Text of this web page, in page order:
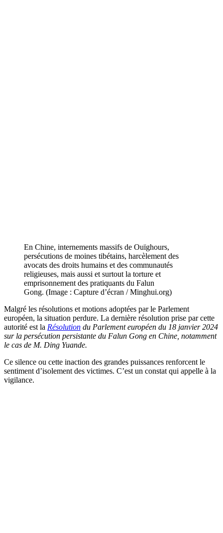
En Chine, internements massifs de Ouïghours,
persécutions de moines tibétains, harcèlement des
avocats des droits humains et des communautés
religieuses, mais aussi et surtout la torture et
emprisonnement des pratiquants du Falun
Gong. (Image : Capture d’écran / Minghui.org)
Malgré les résolutions et motions adoptées par le Parlement
européen, la situation perdure. La dernière résolution prise par cette
autorité est la Résolution du Parlement européen du 18 janvier 2024
sur la persécution persistante du Falun Gong en Chine, notamment
le cas de M. Ding Yuande.
Ce silence ou cette inaction des grandes puissances renforcent le
sentiment d’isolement des victimes. C’est un constat qui appelle à la
vigilance.